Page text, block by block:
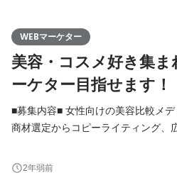
WEBマーケター
美容・コスメ好き集
ーケター目指せます！
■募集内容■ 女性向けの美容比較メディアの運営をお任せします！
商材選定からコピーライティング、
任せします。 ・スキンケア、化粧品などのランキング設定 ・美容
商材の撮影、テクスチャー確認 ・
2年弱前